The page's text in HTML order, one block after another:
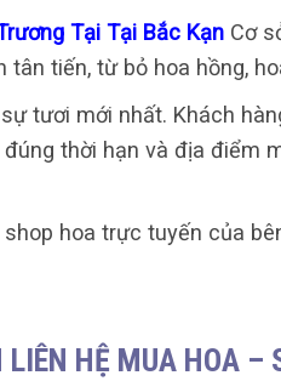
Tại Tại Bắc Kạn Cơ
tân tiến, từ bỏ hoa hồng,
tươi mới nhất. Khách
đúng thời hạn và địa điểm
hoa trực tuyến của
LIÊN HỆ MUA HOA –